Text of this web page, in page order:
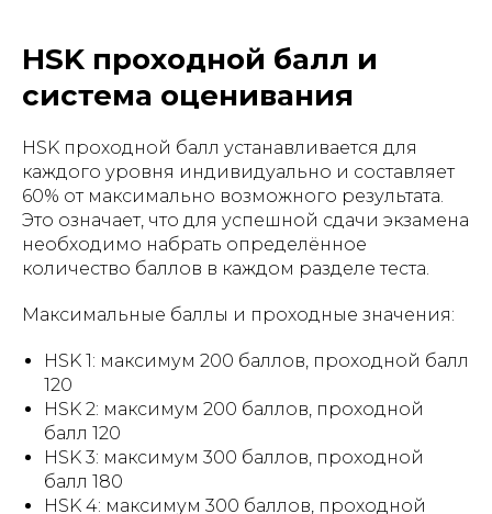
HSK проходной балл и
система оценивания
HSK проходной балл устанавливается для
каждого уровня индивидуально и составляет
60% от максимально возможного результата.
Это означает, что для успешной сдачи экзамена
необходимо набрать определённое
количество баллов в каждом разделе теста.
Максимальные баллы и проходные значения:
HSK 1: максимум 200 баллов, проходной балл
120
HSK 2: максимум 200 баллов, проходной
балл 120
HSK 3: максимум 300 баллов, проходной
балл 180
HSK 4: максимум 300 баллов, проходной